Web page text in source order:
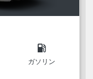
local_gas_station
ガソリン